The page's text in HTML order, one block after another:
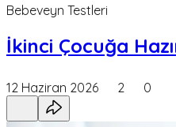
Bebeveyn Testleri
İkinci Çocuğa Hazır
12 Haziran 2026 2 0